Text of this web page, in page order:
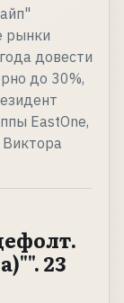
рынки
довести
до 30%,
EastOne,
23